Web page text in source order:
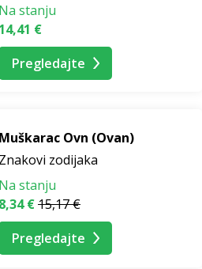
Na stanju
14,41 €
Pregledajte
Muškarac Ovn (Ovan)
Znakovi zodijaka
Na stanju
8,34 €15,17 €
Pregledajte